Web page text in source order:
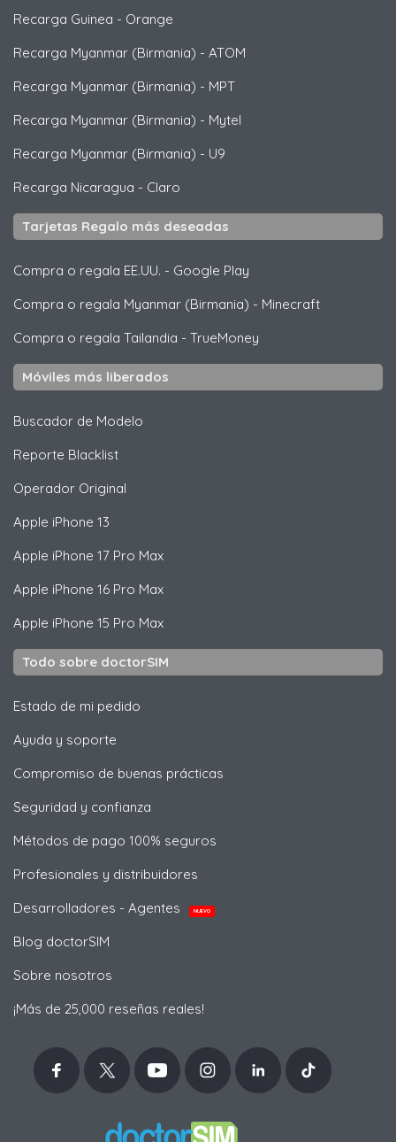
Recarga Guinea - Orange
Recarga Myanmar (Birmania) - ATOM
Recarga Myanmar (Birmania) - MPT
Recarga Myanmar (Birmania) - Mytel
Recarga Myanmar (Birmania) - U9
Recarga Nicaragua - Claro
Tarjetas Regalo más deseadas
Compra o regala EE.UU. - Google Play
Compra o regala Myanmar (Birmania) - Minecraft
Compra o regala Tailandia - TrueMoney
Móviles más liberados
Buscador de Modelo
Reporte Blacklist
Operador Original
Apple iPhone 13
Apple iPhone 17 Pro Max
Apple iPhone 16 Pro Max
Apple iPhone 15 Pro Max
Todo sobre doctorSIM
Estado de mi pedido
Ayuda y soporte
Compromiso de buenas prácticas
Seguridad y confianza
Métodos de pago 100% seguros
Profesionales y distribuidores
Desarrolladores - Agentes
NUEVO
Blog doctorSIM
Sobre nosotros
¡Más de 25,000 reseñas reales!